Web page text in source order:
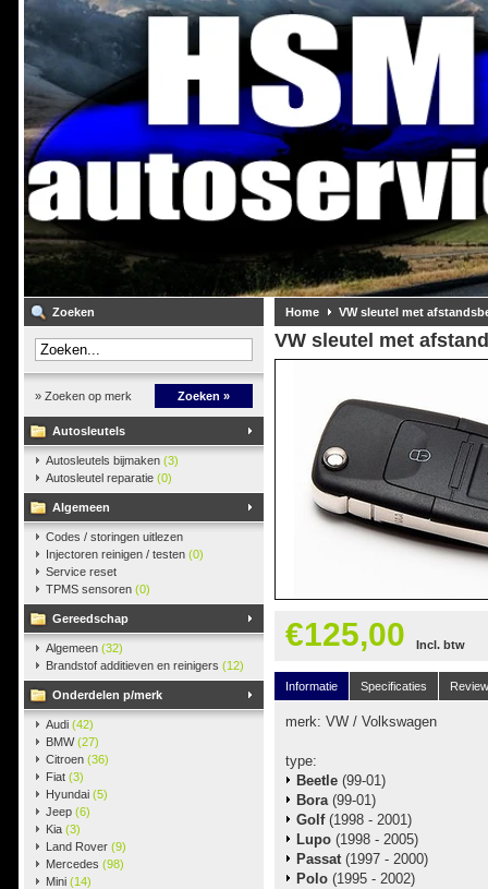
Zoeken
» Zoeken op merk Zoeken »
Autosleutels
Autosleutels bijmaken (3)
Autosleutel reparatie (0)
Algemeen
Codes / storingen uitlezen
Injectoren reinigen / testen (0)
Service reset
TPMS sensoren (0)
Gereedschap
Algemeen (32)
Brandstof additieven en reinigers (12)
Onderdelen p/merk
Audi (42)
BMW(27)
Citroen (36)
Fiat (3)
Hyundai (5)
Jeep (6)
Kia (3)
Land Rover (9)
Mercedes (98)
Mini (14)
Home VW sleutel met
VW sleutel met
€125,00 Incl. btw
Informatie Specificaties
merk: VW / Volkswagen
type:
Beetle (99-01)
Bora(99-01)
Golf(1998 - 2001)
Lupo (1998 - 2005)
Passat (1997 - 2000)
Polo (1995 - 2002)